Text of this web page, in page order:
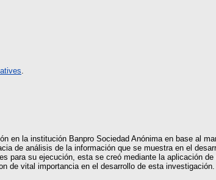
en la institución Banpro Sociedad Anónima en base al
de análisis de la información que se muestra en el
para su ejecución, esta se creó mediante la aplicación de
de vital importancia en el desarrollo de esta investigación.